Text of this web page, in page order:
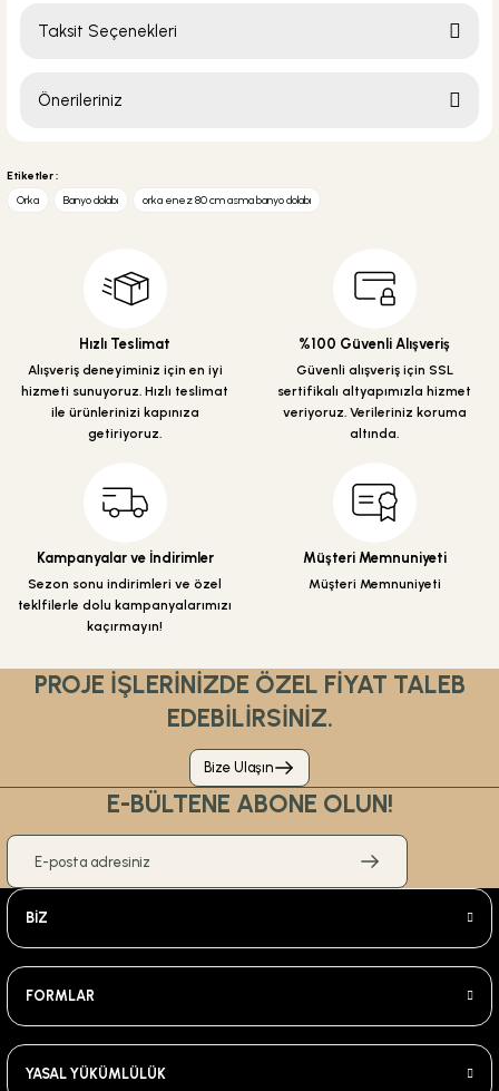
Taksit Seçenekleri
Önerileriniz
yetersiz gördüğünüz noktaları öneri formunu kullanarak tarafımıza
Görüş ve önerileriniz için teşekkür ederiz.
Ürün resmi kalitesiz, bozuk veya görüntülenemiyor.
Ürün açıklamasında eksik bilgiler bulunuyor.
Ürün fiyatı diğer sitelerden daha pahalı.
Bu ürüne benzer farklı alternatifler olmalı.
Etiketler :
Orka
Banyo dolabı orka enez 80 cm asma banyo dolabı
Hızlı Teslimat
Alışveriş deneyiminiz için en iyi
hizmeti sunuyoruz. Hızlı teslimat
ile ürünlerinizi kapınıza
getiriyoruz.
%100 Güvenli Alışveriş
Güvenli alışveriş için SSL
sertifikalı altyapımızla hizmet
veriyoruz. Verileriniz koruma
altında.
Kampanyalar ve İndirimler
Sezon sonu indirimleri ve özel
teklfilerle dolu kampanyalarımızı
kaçırmayın!
Müşteri Memnuniyeti
Müşteri Memnuniyeti
PROJE İŞLERİNİZDE ÖZEL FİYAT TALEB
EDEBİLİRSİNİZ.
Bize Ulaşın
E-BÜLTENE ABONE OLUN!
BİZ
FORMLAR
YASAL YÜKÜMLÜLÜK